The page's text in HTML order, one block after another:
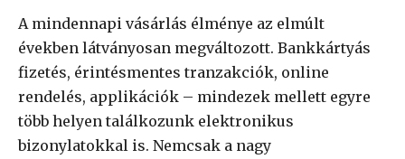
A mindennapi vásárlás élménye az elmúlt
években látványosan megváltozott. Bankkártyás
fizetés, érintésmentes tranzakciók, online
rendelés, applikációk – mindezek mellett egyre
több helyen találkozunk elektronikus
bizonylatokkal is. Nemcsak a nagy